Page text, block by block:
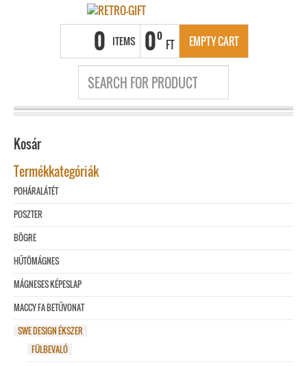
0 ITEMS 00
FT EMPTY CART
Kosár
Termékkategóriák
POHÁRALÁTÉT
POSZTER
BÖGRE
HŰTÖMÁGNES
MÁGNESES KÉPESLAP
MACCY FA BETŰVONAT
SWE DESIGN ÉKSZER
FÜLBEVALÓ